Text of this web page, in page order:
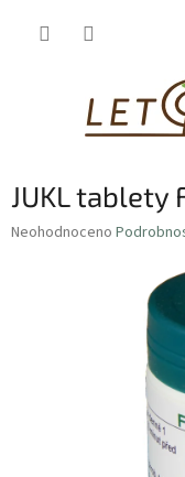
JUKL tablety
Průměrné
Neohodnoceno